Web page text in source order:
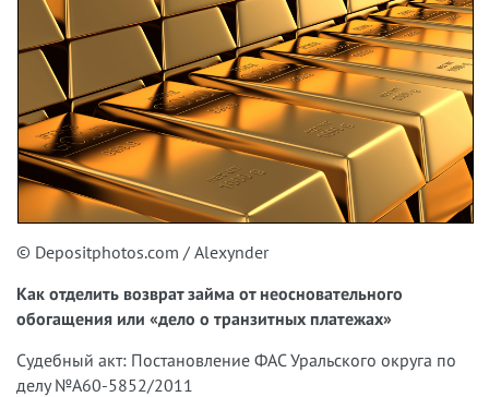
© Depositphotos.com / Alexynder
Как отделить возврат займа от неосновательного
обогащения или «дело о транзитных платежах»
Судебный акт: Постановление ФАС Уральского округа по
делу №А60-5852/2011